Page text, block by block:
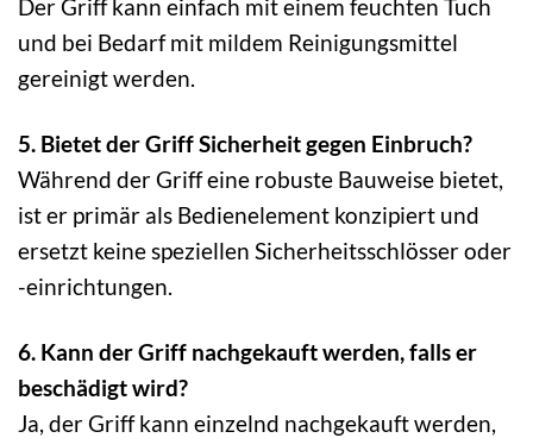
Der Griff kann einfach mit einem feuchten Tuch
und bei Bedarf mit mildem Reinigungsmittel
gereinigt werden.
5. Bietet der Griff Sicherheit gegen Einbruch?
Während der Griff eine robuste Bauweise bietet,
ist er primär als Bedienelement konzipiert und
ersetzt keine speziellen Sicherheitsschlösser oder
-einrichtungen.
6. Kann der Griff nachgekauft werden, falls er
beschädigt wird?
Ja, der Griff kann einzelnd nachgekauft werden,